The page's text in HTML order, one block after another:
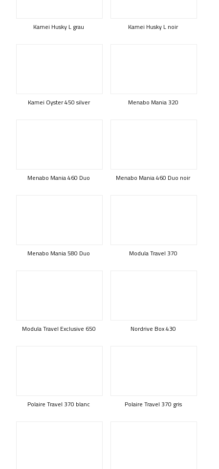
Kamei Husky L grau Kamei Husky L noir
Kamei Oyster 450 silver Menabo Mania 320
Menabo Mania 460 Duo Menabo Mania 460 Duo noir
Menabo Mania 580 Duo Modula Travel 370
Modula Travel Exclusive 650 Nordrive Box 430
Polaire Travel 370 blanc Polaire Travel 370 gris